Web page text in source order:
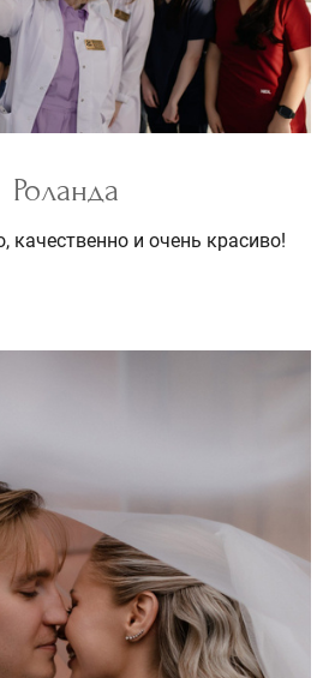
Роланда
качественно и очень красиво!